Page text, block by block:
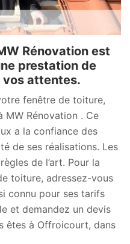
Rénovation est
prestation de
vos attentes.
fenêtre de toiture,
MW Rénovation . Ce
a la confiance des
de ses réalisations. Les
de l’art. Pour la
toiture, adressez-vous
connu pour ses tarifs
et demandez un devis
êtes à Offroicourt, dans